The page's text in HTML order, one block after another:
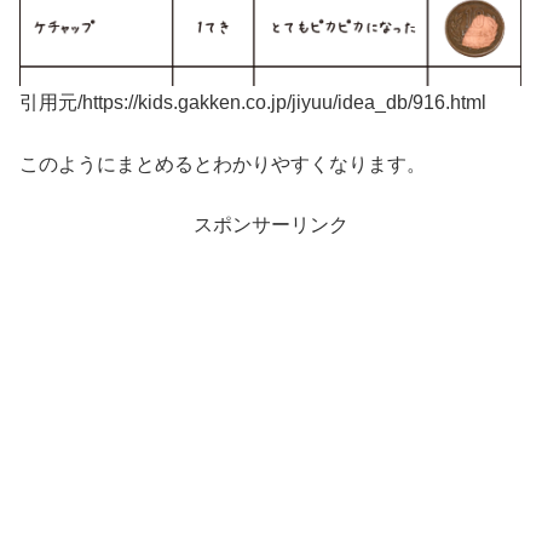
引用元/https://kids.gakken.co.jp/jiyuu/idea_db/916.html
このようにまとめるとわかりやすくなります。
スポンサーリンク